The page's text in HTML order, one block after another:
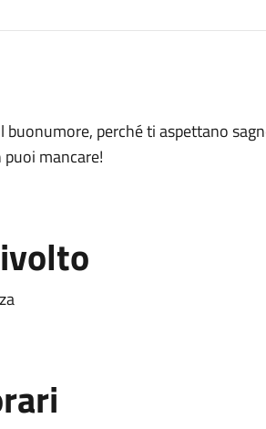
buonumore, perché ti aspettano
mancare!